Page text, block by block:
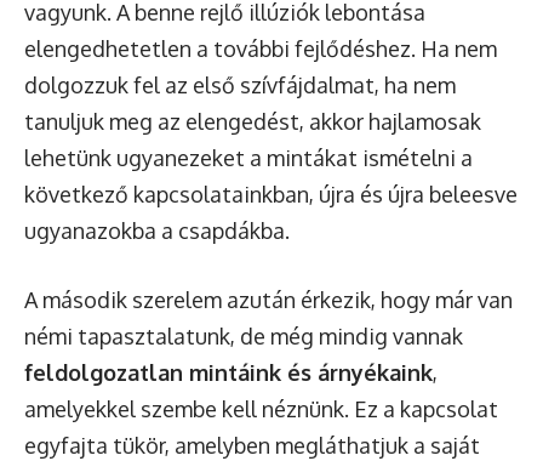
vagyunk. A benne rejlő illúziók lebontása
elengedhetetlen a további fejlődéshez. Ha nem
dolgozzuk fel az első szívfájdalmat, ha nem
tanuljuk meg az elengedést, akkor hajlamosak
lehetünk ugyanezeket a mintákat ismételni a
következő kapcsolatainkban, újra és újra beleesve
ugyanazokba a csapdákba.
A második szerelem azután érkezik, hogy már van
némi tapasztalatunk, de még mindig vannak
feldolgozatlan mintáink és árnyékaink,
amelyekkel szembe kell néznünk. Ez a kapcsolat
egyfajta tükör, amelyben megláthatjuk a saját